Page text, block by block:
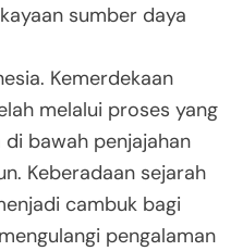
sumber daya
Kemerdekaan
melalui proses yang
bawah penjajahan
Keberadaan sejarah
cambuk bagi
pengalaman